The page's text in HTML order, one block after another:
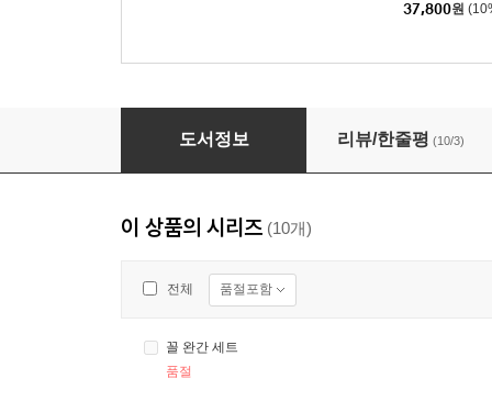
37,800원
도서정보 리뷰/한줄평 (10/3)
이 상품의 시리즈 (10개)
전체 품절포함
꼴 완간 세트
품절